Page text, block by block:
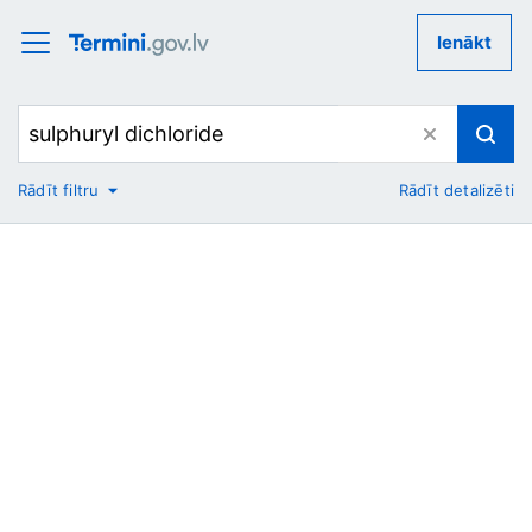
Ienākt
No
Rādīt filtru Rādīt detalizēti